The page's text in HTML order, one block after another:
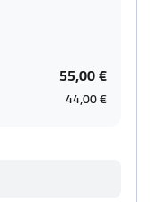
55,00 €
44,00 €